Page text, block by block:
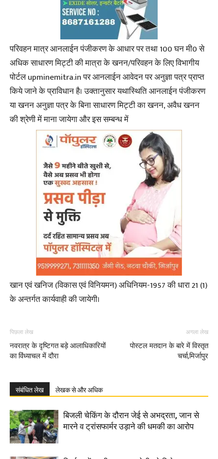
परिवहन मात्र आनलाईन पंजीकरण के आधार पर तथा 100 घन मी0 से
अधिक साधारण मिट्टी की मात्रा के खनन/परिवहन के लिए विभागीय
पोर्टल upminemitra.in पर आनलाईन आवेदन पर अनुज्ञा पत्र प्राप्त
किये जाने के प्राविधान है। उक्तानुसार यथास्थिति आनलाईन पंजीकरण
या खनन अनुज्ञा पत्र के बिना साधारण मिट्टी का खनन, अवैध खनन
की श्रेणी में माना जायेगा और इस सम्बन्ध में
खान एवं खनिज (विकास एवं विनियमन) अधिनियम-1957 की धारा 21 (1)
के अन्तर्गत कार्यवाही की जायेगी।
पिछला लेख
नवरात्र के दृष्टिगत बड़े आलाधिकारियों
का विंध्याचल में दौरा
अगला लेख
पोस्टल मतदान के बारे में विस्तृत
चर्चा,मिर्जापुर
संबंधित लेख लेखक से और अधिक
बिजली चेकिंग के दौरान जेई से अभद्रता, जान से
मारने व ट्रांसफार्मर उड़ाने की धमकी का आरोप